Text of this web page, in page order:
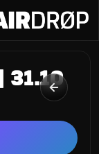
🎪פסטיבלים